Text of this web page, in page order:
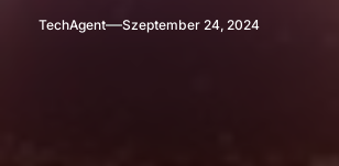
TechAgent Szeptember 24, 2024